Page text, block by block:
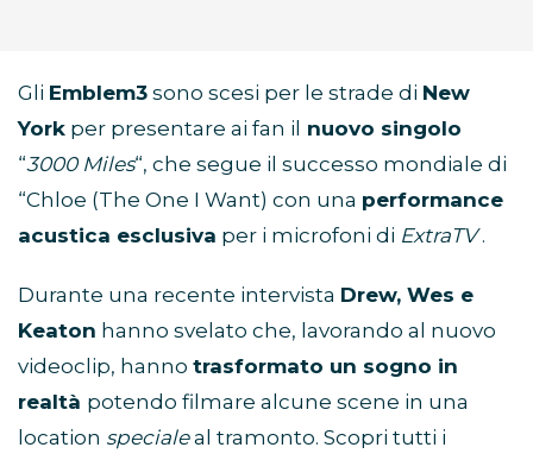
Gli Emblem3 sono scesi per le strade di New
York per presentare ai fan il nuovo singolo
“3000 Miles“, che segue il successo mondiale di
“Chloe (The One I Want) con una performance
acustica esclusiva per i microfoni di ExtraTV.
Durante una recente intervista Drew, Wes e
Keaton hanno svelato che, lavorando al nuovo
videoclip, hanno trasformato un sogno in
realtà potendo filmare alcune scene in una
location specialeal tramonto. Scopri tutti i